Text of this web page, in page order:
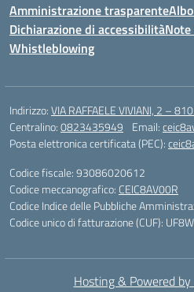
Amministrazione trasparente
Dichiarazione di accessibilità
Whistleblowing
Indirizzo:VIA RAFFAELE VIVIANI, 2 –
Centralino:0823435949 Email:
Posta elettronica certificata (PEC):
Codice fiscale: 93086020612
Codice meccanografico: CEIC8AV00R
Codice Indice delle Pubbliche
Codice unico di fatturazione (CUF):
Hosting & Powered by